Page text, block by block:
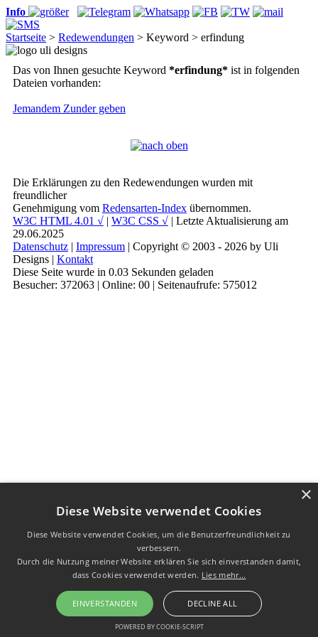
Info
Startseite > Redewendungen > Keyword > erfindung
Das von Ihnen gesuchte Keyword *erfindung* ist in folgenden
Dateien vorhanden:
Jemandem Zunder geben
Die Erklärungen zu den Redewendungen wurden mit
freundlicher
Genehmigung vom Redensarten-Index übernommen.
W3C HTML 4.01 √ | W3C CSS √ | Letzte Aktualisierung am
29.06.2025
Datenschutz | Impressum | Copyright © 2003 - 2026 by Uli
Designs | Kontakt
Diese Seite wurde in 0.03 Sekunden geladen
Besucher: 372063 | Online: 00 | Seitenaufrufe: 575012
Diese Website verwendet Cookies
Diese Website verwendet Cookies, um die Benutzerfreundlichkeit zu
verbessern.
Durch die Nutzung meiner Website erklären Sie sich einverstanden damit,
dass Cookies verwendet werden. Lies mehr...
EINVERSTANDEN DECLINE ALL
POWERED BY COOKIE-SCRIPT
×